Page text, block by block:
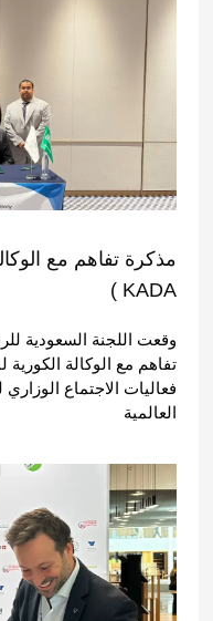
مذكرة تفاهم مع
KADA )
فعاليات الاجتماع الوزاري
العالمية